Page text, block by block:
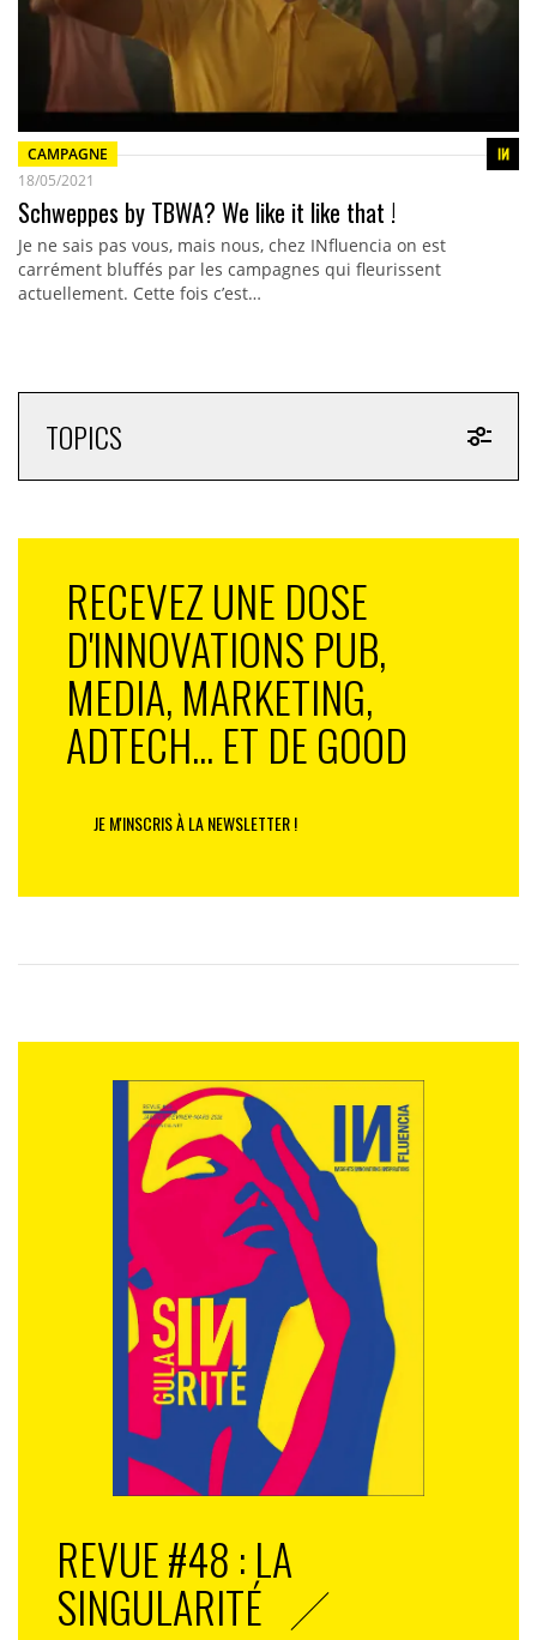
CAMPAGNE
18/05/2021
Schweppes by TBWA? We like it like that !
Je ne sais pas vous, mais nous, chez INfluencia on est
carrément bluffés par les campagnes qui fleurissent
actuellement. Cette fois c’est…
TOPICS
RECEVEZ UNE DOSE
D'INNOVATIONS PUB,
MEDIA, MARKETING,
ADTECH... ET DE GOOD
JE M'INSCRIS À LA NEWSLETTER !
REVUE #48 : LA
SINGULARITÉ